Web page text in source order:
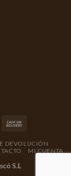
DEVOLUCIÓN
MI CUENTA
S.L